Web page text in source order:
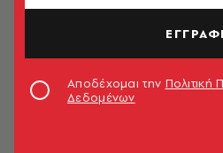
Αποδέχομαι την
Δεδομένων